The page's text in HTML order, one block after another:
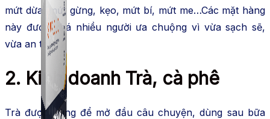
mứt dừa, mứt gừng, kẹo, mứt bí, mứt me…Các mặt hàng
này được khá nhiều người ưa chuộng vì vừa sạch sẽ,
vừa an toàn.
2. Kinh doanh Trà, cà phê
Trà được dùng để mở đầu câu chuyện, dùng sau bữa